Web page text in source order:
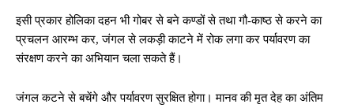
इसी प्रकार होलिका दहन भी गोबर से बने कण्डों से तथा गौ-काष्ठ से करने का
प्रचलन आरम्भ कर, जंगल से लकड़ी काटने में रोक लगा कर पर्यावरण का
संरक्षण करने का अभियान चला सकते हैं।
जंगल कटने से बचेंगे और पर्यावरण सुरक्षित होगा। मानव की मृत देह का अंतिम